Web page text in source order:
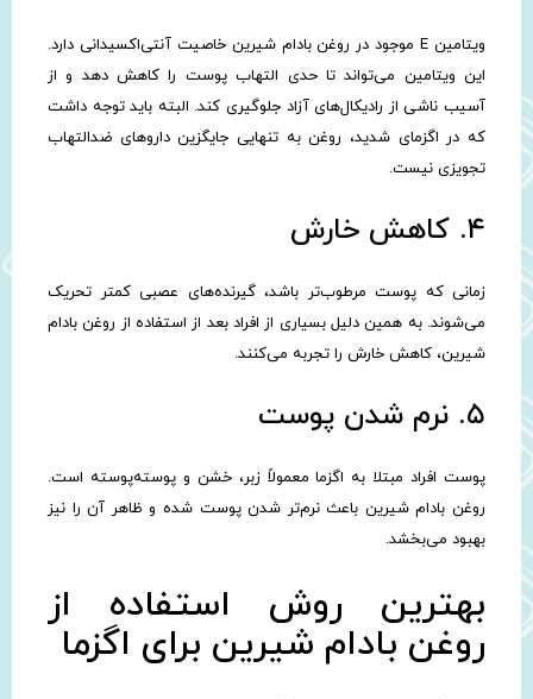
ویتامین E موجود در روغن بادام شیرین خاصیت آنتی‌اکسیدانی دارد.
این ویتامین می‌تواند تا حدی التهاب پوست را کاهش دهد و از
آسیب ناشی از رادیکال‌های آزاد جلوگیری کند. البته باید توجه داشت
که در اگزمای شدید، روغن به تنهایی جایگزین داروهای ضدالتهاب
تجویزی نیست.
۴. کاهش خارش
زمانی که پوست مرطوب‌تر باشد، گیرنده‌های عصبی کمتر تحریک
می‌شوند. به همین دلیل بسیاری از افراد بعد از استفاده از روغن بادام
شیرین، کاهش خارش را تجربه می‌کنند.
۵. نرم شدن پوست
پوست افراد مبتلا به اگزما معمولاً زبر، خشن و پوسته‌پوسته است.
روغن بادام شیرین باعث نرم‌تر شدن پوست شده و ظاهر آن را نیز
بهبود می‌بخشد.
بهترین روش استفاده از
روغن بادام شیرین برای اگزما